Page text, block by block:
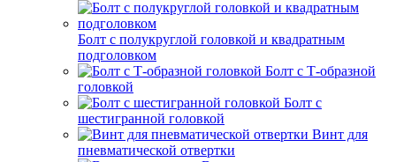
Болт с полукруглой головкой и квадратным
подголовком
Болт с Т-образной
головкой
Болт с
шестигранной головкой
Винт для
пневматической отвертки